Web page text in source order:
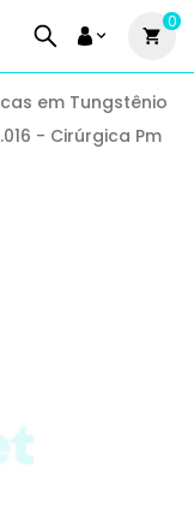
0
em Tungstênio
- Cirúrgica Pm